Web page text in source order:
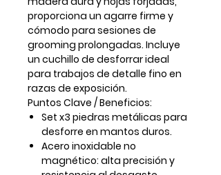
proporciona un agarre firme y
cómodo para sesiones de
grooming prolongadas. Incluye
un cuchillo de desforrarideal
para trabajos de detalle fino en
razas de exposición.
Puntos Clave / Beneficios:
Set x3 piedras metálicas para
desforre en mantos duros.
Acero inoxidable no
magnético: alta precisión y